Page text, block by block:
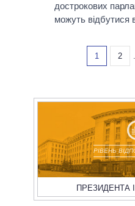
дострокових
можуть відбутися
1 2
РІВЕНЬ
ПРЕЗИДЕНТА І